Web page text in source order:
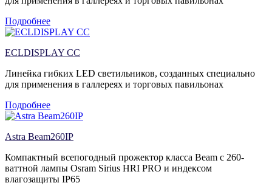
Подробнее
ECLDISPLAY CC
Линейка гибких LED светильников, созданных специально
для применения в галлереях и торговых павильонах
Подробнее
Astra Beam260IP
Компактный всепогодный прожектор класса Beam с 260-
ваттной лампы Osram Sirius HRI PRO и индексом
влагозащиты IP65